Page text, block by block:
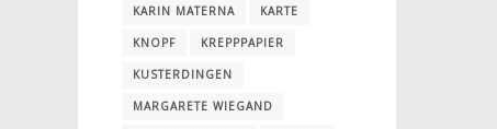
KARIN MATERNA KARTE
KNOPF KREPPPAPIER
KUSTERDINGEN
MARGARETE WIEGAND